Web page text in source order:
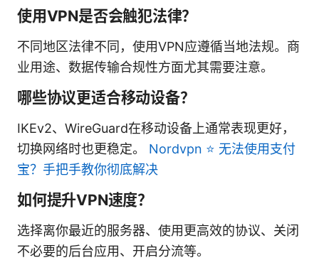
使用VPN是否会触犯法律？
不同地区法律不同，使用VPN应遵循当地法规。商
业用途、数据传输合规性方面尤其需要注意。
哪些协议更适合移动设备？
IKEv2、WireGuard在移动设备上通常表现更好，
切换网络时也更稳定。 Nordvpn ⭐ 无法使用支付
宝？手把手教你彻底解决
如何提升VPN速度？
选择离你最近的服务器、使用更高效的协议、关闭
不必要的后台应用、开启分流等。